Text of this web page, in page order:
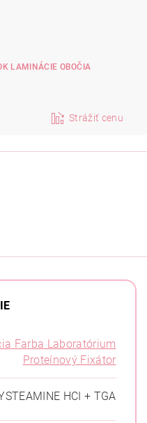
LAMINÁCIE OBOČIA
Strážiť cenu
Farba Laboratórium
Proteínový Fixátor
HCI + TGA